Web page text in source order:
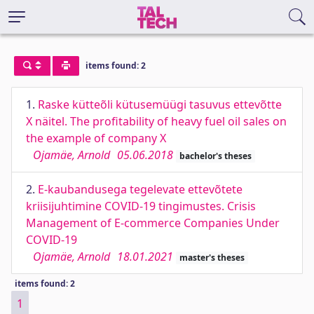
items found: 2
1. Raske kütteõli kütusemüügi tasuvus ettevõtte
X näitel. The profitability of heavy fuel oil sales on
the example of company X
Ojamäe, Arnold 05.06.2018 bachelor's theses
2. E-kaubandusega tegelevate ettevõtete
kriisijuhtimine COVID-19 tingimustes. Crisis
Management of E-commerce Companies Under
COVID-19
Ojamäe, Arnold 18.01.2021 master's theses
items found: 2
1